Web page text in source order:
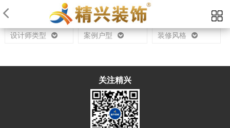
当前位置： 首页 设计师
设计师类型 案例户型 装修风格
关注精兴